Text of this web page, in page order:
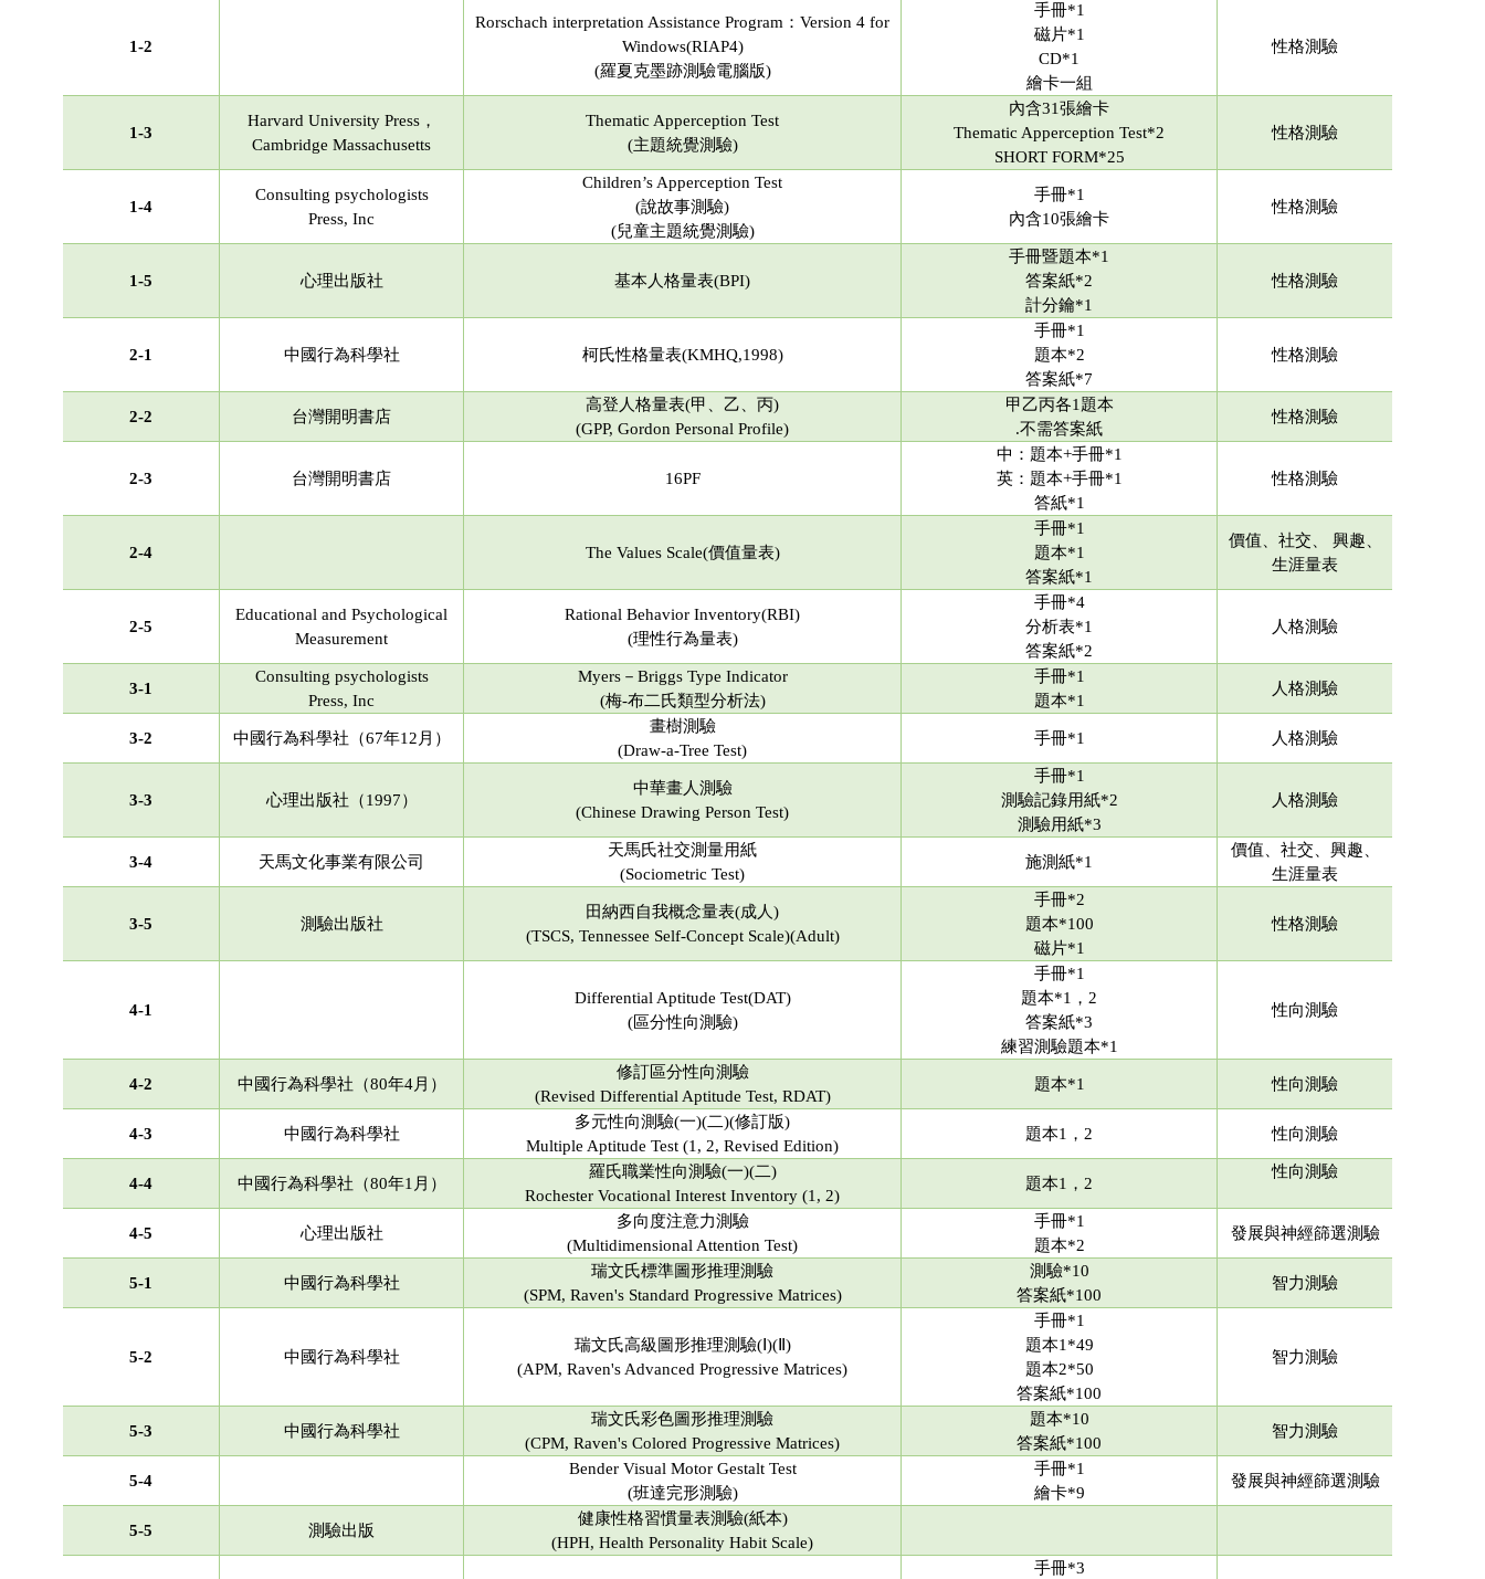
1-2
Rorschach interpretation Assistance Program：Version 4 for
Windows(RIAP4)
(羅夏克墨跡測驗電腦版)
手冊*1
磁片*1
CD*1
繪卡一組
性格測驗
1-3
Harvard University Press，
Cambridge Massachusetts
Thematic Apperception Test
(主題統覺測驗)
內含31張繪卡
Thematic Apperception Test*2
SHORT FORM*25
性格測驗
1-4
Consulting psychologists
Press, Inc
Children’s Apperception Test
(說故事測驗)
(兒童主題統覺測驗)
手冊*1
內含10張繪卡
性格測驗
1-5 心理出版社 基本人格量表(BPI)
手冊暨題本*1
答案紙*2
計分鑰*1
性格測驗
2-1 中國行為科學社 柯氏性格量表(KMHQ,1998)
手冊*1
題本*2
答案紙*7
性格測驗
2-2 台灣開明書店
高登人格量表(甲、乙、丙)
(GPP,Gordon Personal Profile)
甲乙丙各1題本
.不需答案紙
性格測驗
2-3 台灣開明書店 16PF
中：題本+手冊*1
英：題本+手冊*1
答紙*1
性格測驗
2-4 The Values Scale(價值量表)
手冊*1
題本*1
答案紙*1
價值、社交、 興趣、
生涯量表
2-5
Educational and Psychological
Measurement
Rational Behavior Inventory(RBI)
(理性行為量表)
手冊*4
分析表*1
答案紙*2
人格測驗
3-1
Consulting psychologists
Press, Inc
Myers－Briggs Type Indicator
(梅-布二氏類型分析法)
手冊*1
題本*1
人格測驗
3-2 中國行為科學社（67年12月）
畫樹測驗
(Draw-a-Tree Test)
手冊*1 人格測驗
3-3 心理出版社（1997）
中華畫人測驗
(Chinese Drawing Person Test)
手冊*1
測驗記錄用紙*2
測驗用紙*3
人格測驗
3-4 天馬文化事業有限公司
天馬氏社交測量用紙
(Sociometric Test)
施測紙*1
價值、社交、興趣、
生涯量表
3-5 測驗出版社
田納西自我概念量表(成人)
(TSCS, Tennessee Self-Concept Scale)(Adult)
手冊*2
題本*100
磁片*1
性格測驗
4-1
Differential Aptitude Test(DAT)
(區分性向測驗)
手冊*1
題本*1，2
答案紙*3
練習測驗題本*1
性向測驗
4-2 中國行為科學社（80年4月）
修訂區分性向測驗
(Revised Differential Aptitude Test, RDAT)
題本*1 性向測驗
4-3 中國行為科學社
多元性向測驗(一)(二)(修訂版)
Multiple Aptitude Test (1, 2, Revised Edition)
題本1，2 性向測驗
4-4 中國行為科學社（80年1月）
羅氏職業性向測驗(一)(二)
Rochester Vocational Interest Inventory (1, 2)
題本1，2
性向測驗
4-5 心理出版社
多向度注意力測驗
(Multidimensional Attention Test)
手冊*1
題本*2
發展與神經篩選測驗
5-1 中國行為科學社
瑞文氏標準圖形推理測驗
(SPM, Raven's Standard Progressive Matrices)
測驗*10
答案紙*100
智力測驗
5-2 中國行為科學社
瑞文氏高級圖形推理測驗(Ⅰ)(Ⅱ)
(APM,Raven's Advanced Progressive Matrices)
手冊*1
題本1*49
題本2*50
答案紙*100
智力測驗
5-3 中國行為科學社
瑞文氏彩色圖形推理測驗
(CPM,Raven's Colored Progressive Matrices)
題本*10
答案紙*100
智力測驗
5-4
Bender Visual Motor Gestalt Test
(班達完形測驗)
手冊*1
繪卡*9
發展與神經篩選測驗
5-5 測驗出版
健康性格習慣量表測驗(紙本)
(HPH, Health Personality Habit Scale)
手冊*3